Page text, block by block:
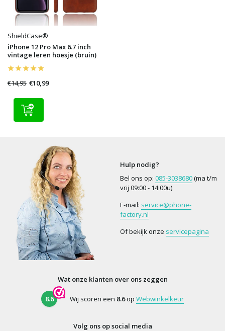
ShieldCase®
iPhone 12 Pro Max 6.7 inch
vintage leren hoesje (bruin)
€14,95 €10,99
Hulp nodig?
Bel ons op: 085-3038680(ma t/m
vrij 09:00 - 14:00u)
E-mail: service@phone-
factory.nl
Of bekijk onze servicepagina
Wat onze klanten over ons zeggen
8.6 Wij scoren een 8.6op Webwinkelkeur
Volg ons op social media